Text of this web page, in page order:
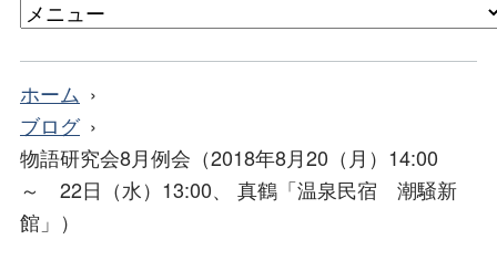
ホーム
ブログ
物語研究会8月例会（2018年8月20（月）14:00
～ 22日（水）13:00、 真鶴「温泉民宿 潮騒新
館」）